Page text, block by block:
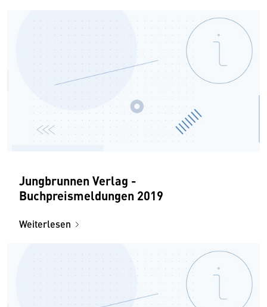
Jungbrunnen Verlag -
Buchpreismeldungen 2019
Weiterlesen